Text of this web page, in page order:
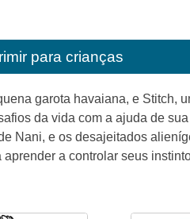
para crianças
garota havaiana, e Stitch,
da vida com a ajuda de
Nani, e os desajeitados
a controlar seus